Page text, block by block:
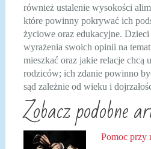
również ustalenie wysokości
które powinny pokrywać ich
życiowe oraz edukacyjne.
wyrażenia swoich opinii na
mieszkać oraz jakie relacje chcą
rodziców; ich zdanie powinno
sąd zależnie od wieku i
Zobacz podobne
Pomoc przy